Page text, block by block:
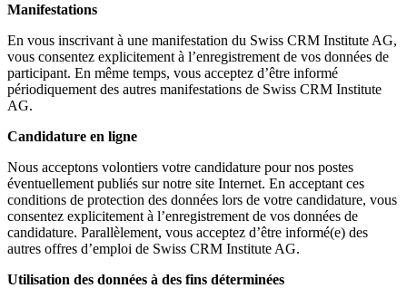
Manifestations
En vous inscrivant à une manifestation du Swiss CRM Institute AG,
vous consentez explicitement à l’enregistrement de vos données de
participant. En même temps, vous acceptez d’être informé
périodiquement des autres manifestations de Swiss CRM Institute
AG.
Candidature en ligne
Nous acceptons volontiers votre candidature pour nos postes
éventuellement publiés sur notre site Internet. En acceptant ces
conditions de protection des données lors de votre candidature, vous
consentez explicitement à l’enregistrement de vos données de
candidature. Parallèlement, vous acceptez d’être informé(e) des
autres offres d’emploi de Swiss CRM Institute AG.
Utilisation des données à des fins déterminées